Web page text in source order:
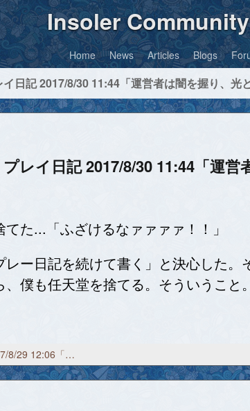
Insoler
Home News Articles Blogs
レイ日記 2017/8/30 11:44「運営
た...「ふざけるなァァァァ！！」
ー日記を続けて書く」と決心した
僕も任天堂を捨てる。そういうこと。
Splatoon（スプラトゥーン）プレイ日記 2017/8/29 12:06「見上げてごらん。夜の星を」